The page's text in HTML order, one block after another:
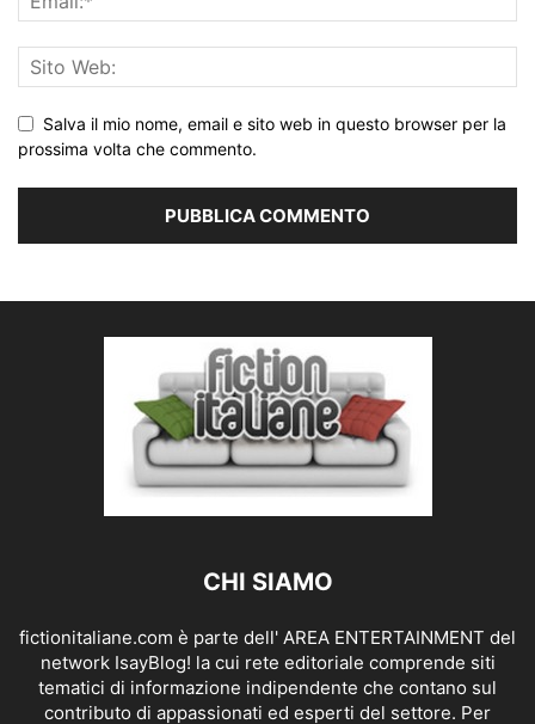
Salva il mio nome, email e sito web in questo browser per la
prossima volta che commento.
CHI SIAMO
fictionitaliane.com è parte dell' AREA ENTERTAINMENT del
network IsayBlog! la cui rete editoriale comprende siti
tematici di informazione indipendente che contano sul
contributo di appassionati ed esperti del settore. Per